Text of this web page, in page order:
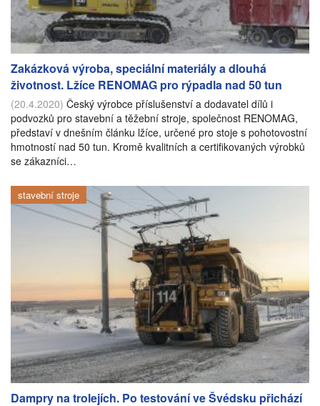
Zakázková výroba, speciální materiály a dlouhá
životnost. Lžíce RENOMAG pro rýpadla nad 50 tun
(20.4.2020) Český výrobce příslušenství a dodavatel dílů i
podvozků pro stavební a těžební stroje, společnost RENOMAG,
představí v dnešním článku lžíce, určené pro stoje s pohotovostní
hmotností nad 50 tun. Kromě kvalitních a certifikovaných výrobků
se zákazníci…
stavební stroje
Dampry na trolejích. Po testování ve Švédsku přichází